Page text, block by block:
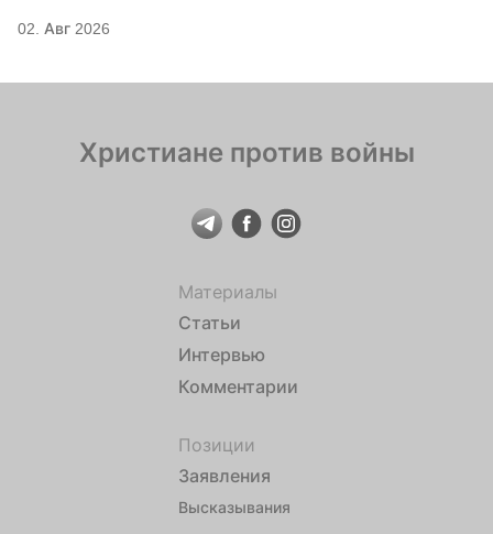
02. Авг 2026
Христиане против войны
Материалы
Статьи
Интервью
Комментарии
Позиции
Заявления
Высказывания